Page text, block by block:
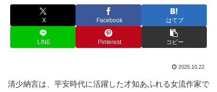
X Facebook はてブ
LINE Pinterest コピー
2025.10.22
清少納言は、平安時代に活躍した才知あふれる女流作家で